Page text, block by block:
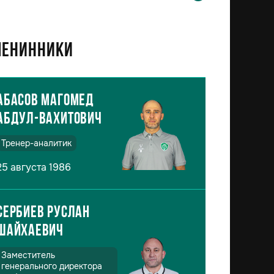
Магомед
Вахитович
Тренер-аналитик
августа 1986
Руслан
Заместитель
генерального директора